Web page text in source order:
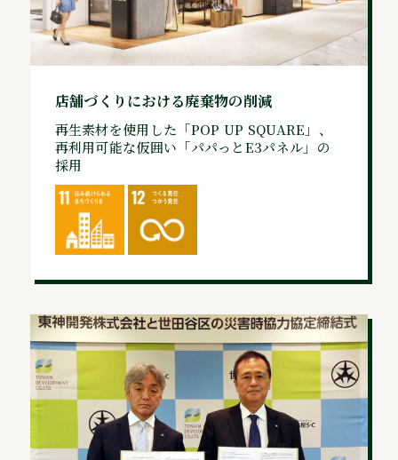
店舗づくりにおける廃棄物の削減
再生素材を使用した「POP UP SQUARE」、
再利用可能な仮囲い「パパっとE3パネル」の
採用